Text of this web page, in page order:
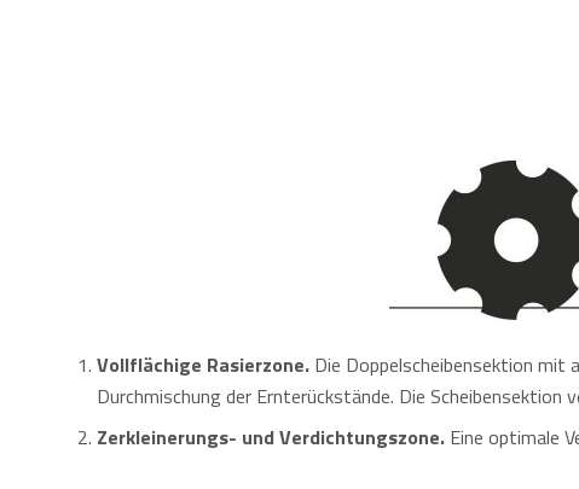
Vollflächige Rasierzone. Die Doppelscheibensektion
Durchmischung der Ernterückstände. Die
Zerkleinerungs- und Verdichtungszone. Eine optimale